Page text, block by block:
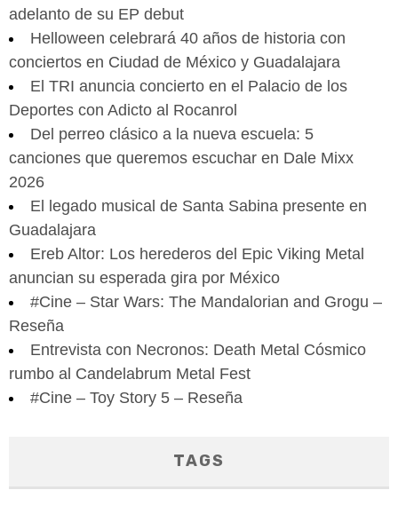
adelanto de su EP debut
Helloween celebrará 40 años de historia con
conciertos en Ciudad de México y Guadalajara
El TRI anuncia concierto en el Palacio de los
Deportes con Adicto al Rocanrol
Del perreo clásico a la nueva escuela: 5
canciones que queremos escuchar en Dale Mixx
2026
El legado musical de Santa Sabina presente en
Guadalajara
Ereb Altor: Los herederos del Epic Viking Metal
anuncian su esperada gira por México
#Cine – Star Wars: The Mandalorian and Grogu –
Reseña
Entrevista con Necronos: Death Metal Cósmico
rumbo al Candelabrum Metal Fest
#Cine – Toy Story 5 – Reseña
TAGS